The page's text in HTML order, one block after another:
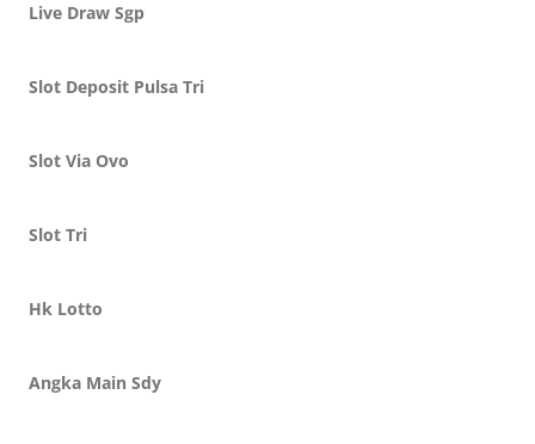
Live Draw Sgp
Slot Deposit Pulsa Tri
Slot Via Ovo
Slot Tri
Hk Lotto
Angka Main Sdy